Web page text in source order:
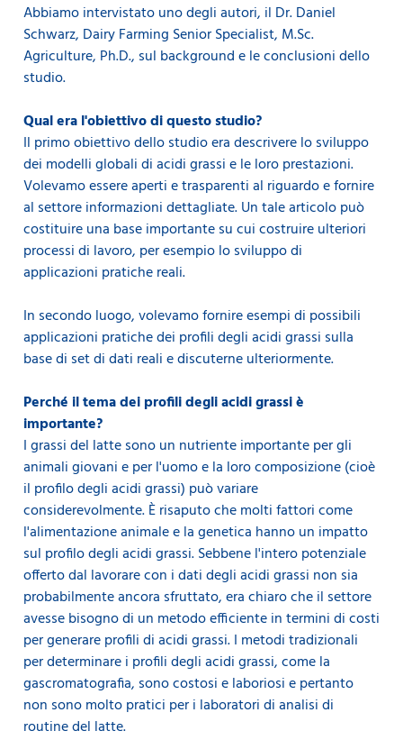
Abbiamo intervistato uno degli autori, il Dr. Daniel
Schwarz, Dairy Farming Senior Specialist, M.Sc.
Agriculture, Ph.D., sul background e le conclusioni dello
studio.
Qual era l'obiettivo di questo studio?
Il primo obiettivo dello studio era descrivere lo sviluppo
dei modelli globali di acidi grassi e le loro prestazioni.
Volevamo essere aperti e trasparenti al riguardo e fornire
al settore informazioni dettagliate. Un tale articolo può
costituire una base importante su cui costruire ulteriori
processi di lavoro, per esempio lo sviluppo di
applicazioni pratiche reali.
In secondo luogo, volevamo fornire esempi di possibili
applicazioni pratiche dei profili degli acidi grassi sulla
base di set di dati reali e discuterne ulteriormente.
Perché il tema dei profili degli acidi grassi è
importante?
I grassi del latte sono un nutriente importante per gli
animali giovani e per l'uomo e la loro composizione (cioè
il profilo degli acidi grassi) può variare
considerevolmente. È risaputo che molti fattori come
l'alimentazione animale e la genetica hanno un impatto
sul profilo degli acidi grassi. Sebbene l'intero potenziale
offerto dal lavorare con i dati degli acidi grassi non sia
probabilmente ancora sfruttato, era chiaro che il settore
avesse bisogno di un metodo efficiente in termini di costi
per generare profili di acidi grassi. I metodi tradizionali
per determinare i profili degli acidi grassi, come la
gascromatografia, sono costosi e laboriosi e pertanto
non sono molto pratici per i laboratori di analisi di
routine del latte.